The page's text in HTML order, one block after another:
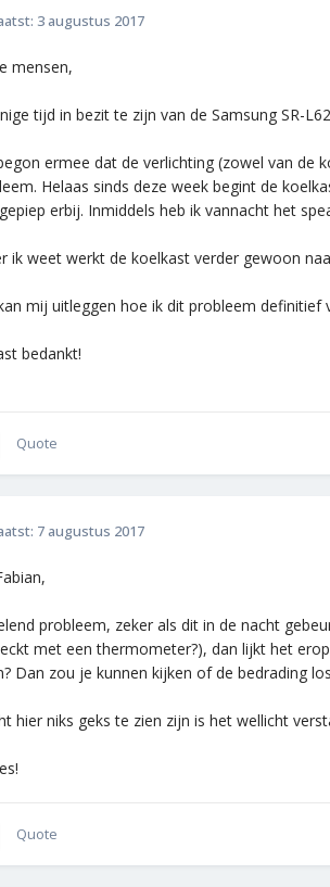
3 augustus 2017
mensen,
tijd in bezit te zijn van de Samsung SR-
ermee dat de verlichting (zowel van de
Helaas sinds deze week begint de
erbij. Inmiddels heb ik vannacht het
ik weet werkt de koelkast verder gewoon
mij uitleggen hoe ik dit probleem
bedankt!
Quote
7 augustus 2017
probleem, zeker als dit in de nacht
met een thermometer?), dan lijkt het
Dan zou je kunnen kijken of de bedrading
hier niks geks te zien zijn is het wellicht
Quote